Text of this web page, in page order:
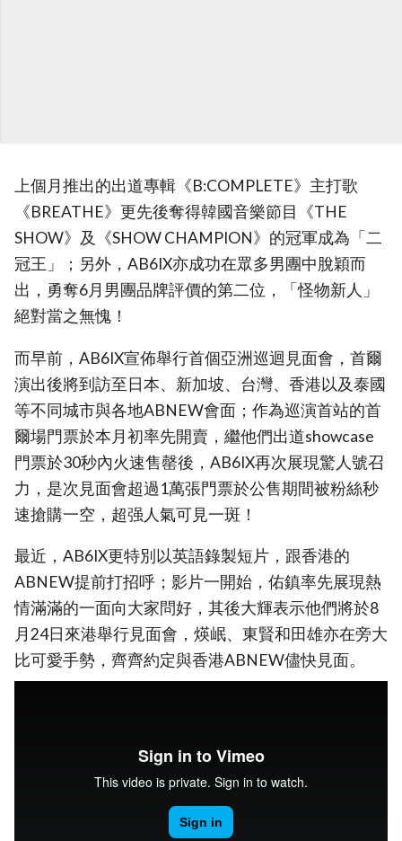
上個月推出的出道專輯《B:COMPLETE》主打歌
《BREATHE》更先後奪得韓國音樂節目《THE
SHOW》及《SHOW CHAMPION》的冠軍成為「二
冠王」；另外，AB6IX亦成功在眾多男團中脫穎而
出，勇奪6月男團品牌評價的第二位，「怪物新人」
絕對當之無愧！
而早前，AB6IX宣佈舉行首個亞洲巡迴見面會，首爾
演出後將到訪至日本、新加坡、台灣、香港以及泰國
等不同城市與各地ABNEW會面；作為巡演首站的首
爾場門票於本月初率先開賣，繼他們出道showcase
門票於30秒內火速售罄後，AB6IX再次展現驚人號召
力，是次見面會超過1萬張門票於公售期間被粉絲秒
速搶購一空，超强人氣可見一斑！
最近，AB6IX更特別以英語錄製短片，跟香港的
ABNEW提前打招呼；影片一開始，佑鎮率先展現熱
情滿滿的一面向大家問好，其後大輝表示他們將於8
月24日來港舉行見面會，煐岷、東賢和田雄亦在旁大
比可愛手勢，齊齊約定與香港ABNEW儘快見面。